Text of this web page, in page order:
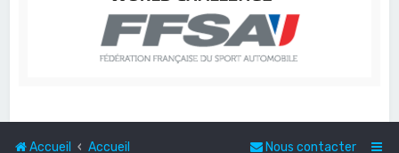
Accueil Accueil Nous contacter